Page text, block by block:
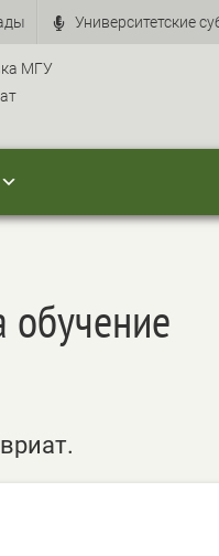
Университетские
МГУ
обучение